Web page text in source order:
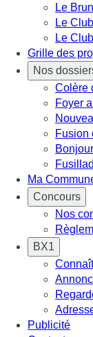
Le
Le
Le
Grille des
Nos
Colère
Foyer
Fusion
Ma
Concours
Nos
BX1
Publicité